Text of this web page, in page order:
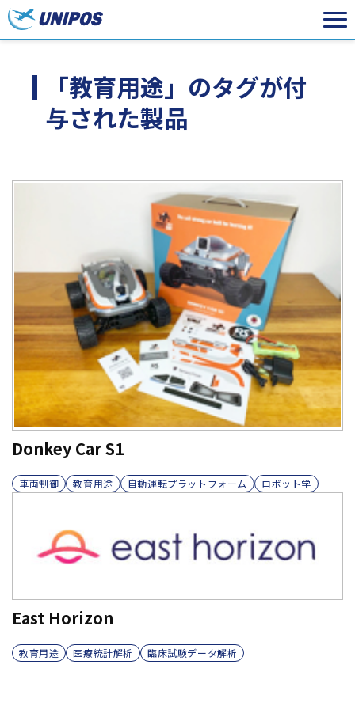
「教育用途」のタグが付
与された製品
Donkey Car S1
車両制御 教育用途 自動運転プラットフォーム ロボット学
East Horizon
教育用途 医療統計解析 臨床試験データ解析